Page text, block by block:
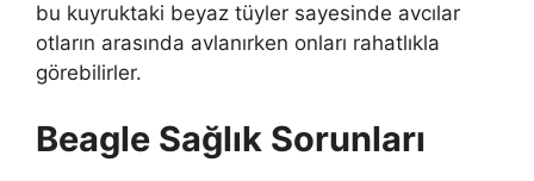
bu kuyruktaki beyaz tüyler sayesinde avcılar
otların arasında avlanırken onları rahatlıkla
görebilirler.
Beagle Sağlık Sorunları